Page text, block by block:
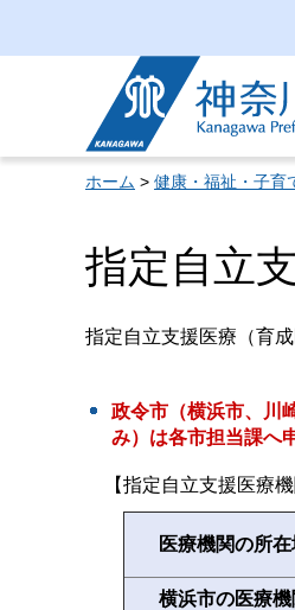
神奈川県
ホーム > 健康・福祉・子育
指定自立
指定自立支援医療（育
政令市（横浜市、川
み）は各市担当課へ
【指定自立支援医療
医療機関の所
横浜市の医療機